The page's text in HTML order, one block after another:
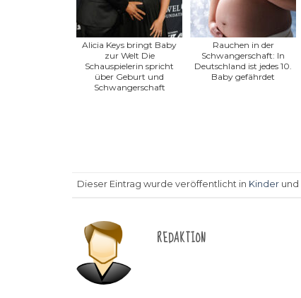
Alicia Keys bringt Baby
zur Welt Die
Schauspielerin spricht
über Geburt und
Schwangerschaft
Rauchen in der
Schwangerschaft: In
Deutschland ist jedes 10.
Baby gefährdet
Dieser Eintrag wurde veröffentlicht in Kinder
REDAKTION